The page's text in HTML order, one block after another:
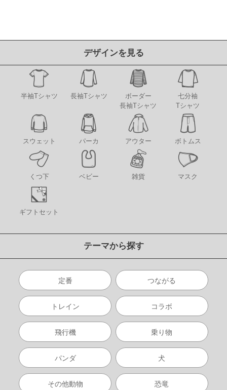
デザインを見る
半袖Tシャツ 長袖Tシャツ
ボーダー
長袖Tシャツ
七分袖
Tシャツ
スウェット パーカ アウター ボトムス
くつ下 ベビー 雑貨 マスク
ギフトセット
テーマから探す
定番 つながる
トレイン コラボ
飛行機 乗り物
パンダ 犬
その他動物 恐竜